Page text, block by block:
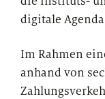
digitale
Im Rahmen
anhand von